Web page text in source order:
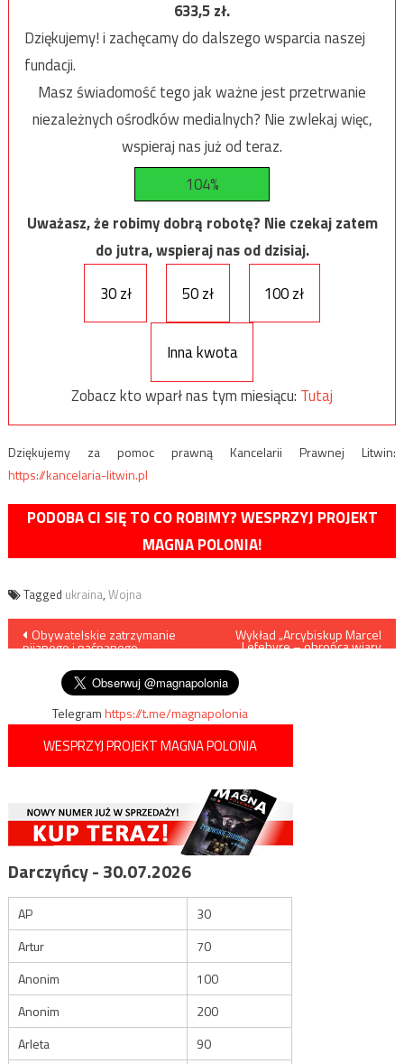
633,5zł.
Dziękujemy! i zachęcamy do dalszego wsparcia naszej
fundacji.
Masz świadomość tego jak ważne jest przetrwanie
niezależnych ośrodków medialnych? Nie zwlekaj więc,
wspieraj nas już od teraz.
104%
Uważasz, że robimy dobrą robotę? Nie czekaj zatem
do jutra, wspieraj nas od dzisiaj.
30 zł
50 zł 100 zł
Inna kwota
Zobacz kto wparł nas tym miesiącu: Tutaj
Dziękujemy za pomoc prawną Kancelarii Prawnej Litwin:
https://kancelaria-litwin.pl
PODOBA CI SIĘ TO CO ROBIMY? WESPRZYJ PROJEKT
MAGNA POLONIA!
Tagged ukraina, Wojna
Nawigacja
wpisu
Obywatelskie zatrzymanie
pijanego i naćpanego
Wykład „Arcybiskup Marcel
Lefebvre – obrońca wiary
Telegramhttps://t.me/magnapolonia
WESPRZYJ PROJEKT MAGNA POLONIA
Darczyńcy - 30.07.2026
AP
30
Artur
70
Anonim
100
Anonim
200
Arleta
90